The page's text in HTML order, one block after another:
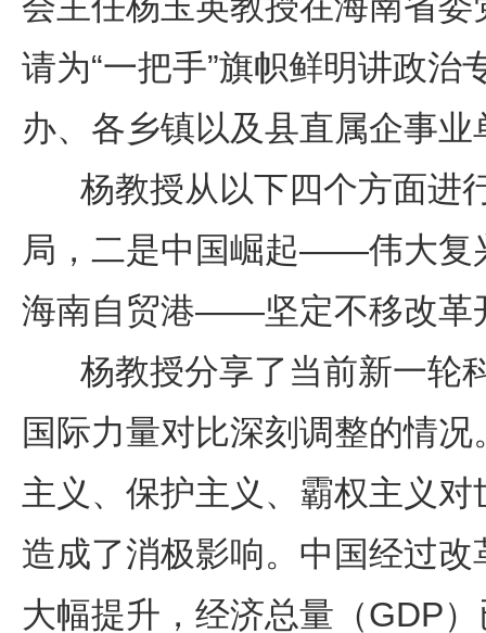
请为“一把手”旗帜鲜明讲政
办、各乡镇以及县直属企事
杨教授从以下四个方面进
局，二是中国崛起——伟大复
海南自贸港——坚定不移改革
杨教授分享了当前新一轮
国际力量对比深刻调整的情
主义、保护主义、霸权主义
造成了消极影响。中国经过
大幅提升，经济总量（GDP